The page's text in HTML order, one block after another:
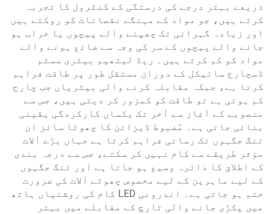
ذریعے بہتر درجے کی درستگی کے کنٹرول کا تجربہ
کرتے ہیں، جو مواد کے مہنگے نقصانات کو روکتے ہیں
اور زیادہ گہرائی تک چھپنے والے پیچوں یا خراب ہو
جانے والے پیچوں کے سر کی وجہ سے ضائع ہونے والے
مواد کو کم کرتے ہیں۔ ریڈ لیتھیم بیٹری سسٹم
ڈسچارج سائیکل کے دوران مستقل طور پر طاقت فراہم
کرتا ہے، جبکہ مقابلہ کرنے والی بیٹریاں جب چارج
کم ہوتی ہے تو طاقت کو کمزور کر دیتی ہیں، جس سے
منصوبے کے آغاز سے آخر تک یکساں کارکردگی یقینی
بنائی جاتی ہے۔ مُضبوط ڈیزائن کا چھوٹا سائز ان
تنگ جگہوں تک رسائی فراہم کرتا ہے جہاں بڑے آلات
مؤثر طریقے سے کام نہیں کر سکتے، جس سے درجہ بندی
کے اطلاق کا دائرہ وسیع ہو جاتا ہے اور تنگ جگہوں
کے لیے ماہرین کے لیے مخصوص چھوٹے آلات کی ضرورت
ختم ہو جاتی ہے۔ اندرونی LED کام کی روشنیاں ہاتھ
میں پکڑی جانے والی ٹارچ کے مقابلے میں بہتر